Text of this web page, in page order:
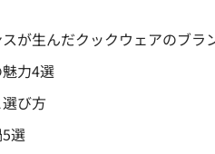
が生んだクックウェアのブラ
力4選
び方
選